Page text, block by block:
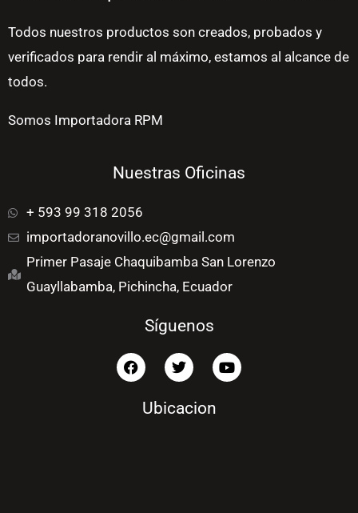
Todos nuestros productos son creados, probados y
verificados para rendir al máximo, estamos al alcance de
todos.
Somos Importadora RPM
Nuestras Oficinas
+ 593 99 318 2056
importadoranovillo.ec@gmail.com
Primer Pasaje Chaquibamba San Lorenzo
Guayllabamba, Pichincha, Ecuador
Síguenos
F
a
T
w
t
t
Y
o
Ubicacion